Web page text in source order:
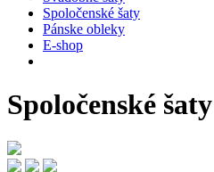
Spoločenské šaty
Pánske obleky
E-shop
Spoločenské šaty